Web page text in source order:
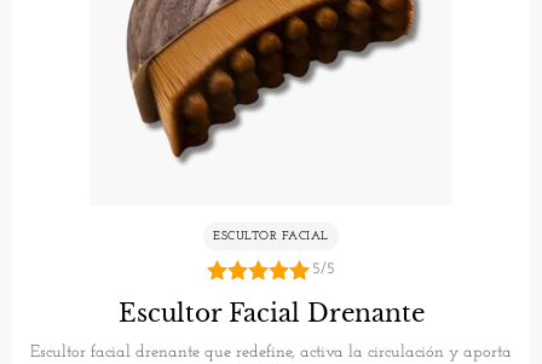
ESCULTOR FACIAL
5.00
de 5
5/5
Escultor Facial Drenante
Escultor facial drenante que redefine, activa la circulación y aporta